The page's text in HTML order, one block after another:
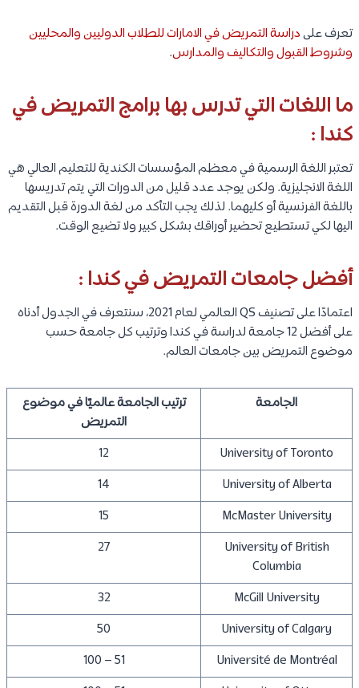
تعرف علىدراسة التمريض في الامارات للطلاب الدوليين والمحليين
وشروط القبول والتكاليف والمدارس.
ما اللغات التي تدرس بها برامج التمريض في
كندا :
تعتبر اللغة الرسمية في معظم المؤسسات الكندية للتعليم العالي هي
اللغة الانجليزية. ولكن يوجد عدد قليل من الدورات التي يتم تدريسها
باللغة الفرنسية أو كليهما. لذلك يجب التأكد من لغة الدورة قبل التقديم
اليها لكي تستطيع تحضير أوراقك بشكل كبير ولا تضيع الوقت.
أفضل جامعات التمريض في كندا :
اعتمادًا على تصنيف QS العالمي لعام 2021، سنتعرف في الجدول أدناه
على أفضل 12 جامعة لدراسة في كندا وترتيب كل جامعة حسب
موضوع التمريض بين جامعات العالم.
الجامعة
ترتيب الجامعة عالميًا في موضوع
التمريض
University of Toronto
12
University of Alberta
14
McMaster University
15
University of British
Columbia
27
McGill University
32
University of Calgary
50
Université de Montréal
51 – 100